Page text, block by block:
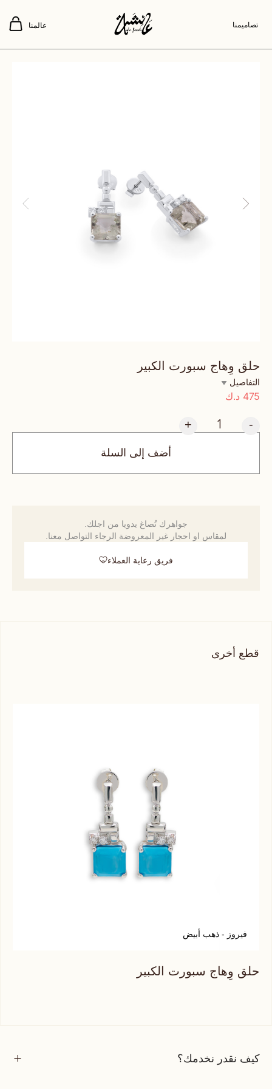
تصاميمنا عالمنا
حلق وِهاج سبورت الكبير
التفاصيل
475 د.ك
-
+
أضف إلى السلة
جواهرك تُصاغ يدويا من اجلك.
لمقاس او احجار غير المعروضة الرجاء التواصل معنا.
فريق رعاية العملاء
قطع أخرى
فيروز - ذهب أبيض
حلق وِهاج سبورت الكبير
كيف نقدر نخدمك؟